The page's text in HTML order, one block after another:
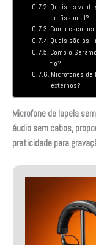
Quais as
profissional?
Como
Quais são as
Como o
fio?
Microfones de
externos?
Microfone de lapela
áudio sem cabos,
praticidade para